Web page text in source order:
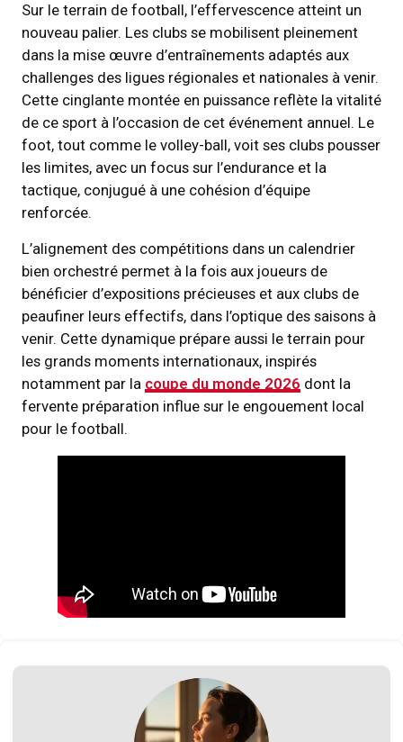
Sur le terrain de football, l’effervescence atteint un
nouveau palier. Les clubs se mobilisent pleinement
dans la mise œuvre d’entraînements adaptés aux
challenges des ligues régionales et nationales à venir.
Cette cinglante montée en puissance reflète la vitalité
de ce sport à l’occasion de cet événement annuel. Le
foot, tout comme le volley-ball, voit ses clubs pousser
les limites, avec un focus sur l’endurance et la
tactique, conjugué à une cohésion d’équipe
renforcée.
L’alignement des compétitions dans un calendrier
bien orchestré permet à la fois aux joueurs de
bénéficier d’expositions précieuses et aux clubs de
peaufiner leurs effectifs, dans l’optique des saisons à
venir. Cette dynamique prépare aussi le terrain pour
les grands moments internationaux, inspirés
notamment par la coupe du monde 2026 dont la
fervente préparation influe sur le engouement local
pour le football.